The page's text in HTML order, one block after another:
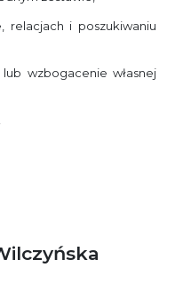
relacjach i poszukiwaniu
wzbogacenie własnej